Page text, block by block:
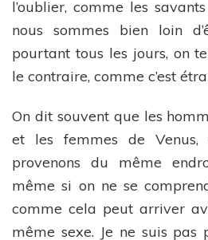
l’oublier, comme les
nous sommes bien loin
pourtant tous les jours, on
le contraire, comme c’est
On dit souvent que les
et les femmes de Venus,
provenons du même
même si on ne se
comme cela peut arriver
même sexe. Je ne suis